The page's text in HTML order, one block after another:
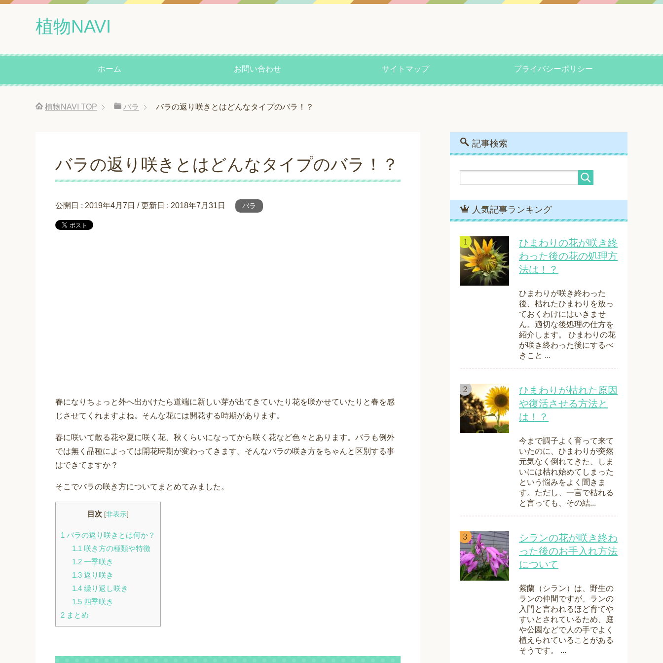
植物NAVI
ホーム お問い合わせ サイトマップ プライバシーポリシー
植物NAVI TOP バラ バラの返り咲きとはどんなタイプのバラ！？
バラの返り咲きとはどんなタイプのバラ！？
公開日 : 2019年4月7日 / 更新日 : 2018年7月31日 バラ
春になりちょっと外へ出かけたら道端に新しい芽が出てきていたり花を咲かせていたりと春を感
じさせてくれますよね。そんな花には開花する時期があります。
春に咲いて散る花や夏に咲く花、秋くらいになってから咲く花など色々とあります。バラも例外
では無く品種によっては開花時期が変わってきます。そんなバラの咲き方をちゃんと区別する事
はできてますか？
そこでバラの咲き方についてまとめてみました。
目次 [非表示]
1 バラの返り咲きとは何か？
1.1 咲き方の種類や特徴
1.2一季咲き
1.3返り咲き
1.4繰り返し咲き
1.5四季咲き
2 まとめ
記事検索
人気記事ランキング
ひまわりの花が咲き終
わった後の花の処理方
法は！？
ひまわりが咲き終わった
後、枯れたひまわりを放っ
ておくわけにはいきませ
ん。適切な後処理の仕方を
紹介します。 ひまわりの花
が咲き終わった後にするべ
きこと ...
ひまわりが枯れた原因
や復活させる方法と
は！？
今まで調子よく育って来て
いたのに、ひまわりが突然
元気なく倒れてきた、しま
いには枯れ始めてしまった
という悩みをよく聞きま
す。ただし、一言で枯れる
と言っても、その結...
シランの花が咲き終わ
った後のお手入れ方法
について
紫蘭（シラン）は、野生の
ランの仲間ですが、ランの
入門と言われるほど育てや
すいとされているため、庭
や公園などで人の手でよく
植えられていることがある
そうです。 ...